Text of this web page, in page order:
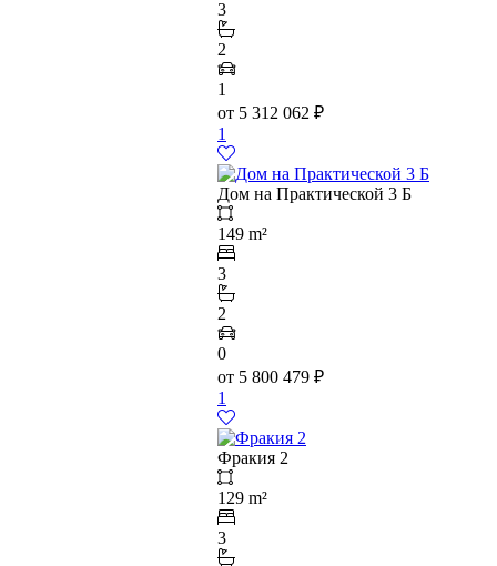
3
2
1
от 5 312 062 ₽
1
Дом на Практической 3 Б
149 m²
3
2
0
от 5 800 479 ₽
1
Фракия 2
129 m²
3